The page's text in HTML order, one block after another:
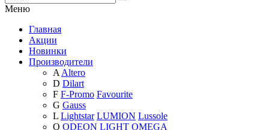
Меню
Главная
Акции
Новинки
Производители
AAltero
D Dilart
F F-Promo Favourite
G Gauss
L Lightstar LUMION Lussole
O ODEON LIGHT OMEGA